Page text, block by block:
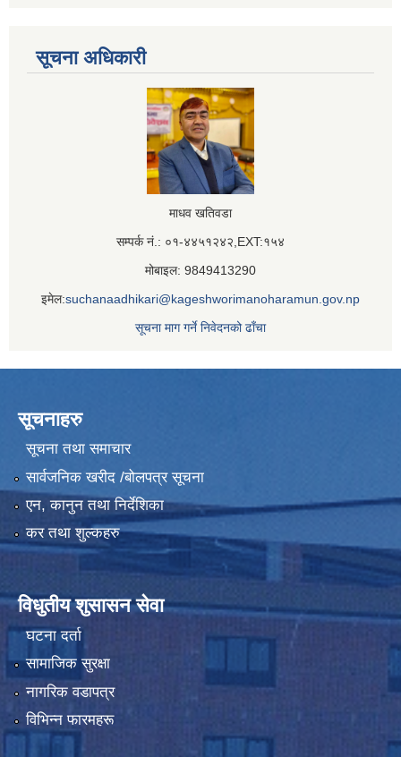
सूचना अधिकारी
माधव खतिवडा
सम्पर्क नं.: ०१-४४५१२४२,EXT:१५४
मोबाइल: 9849413290
इमेल:suchanaadhikari@kageshworimanoharamun.gov.np
सूचना माग गर्ने निवेदनको ढाँचा
सूचनाहरु
सूचना तथा समाचार
सार्वजनिक खरीद /बोलपत्र सूचना
एन, कानुन तथा निर्देशिका
कर तथा शुल्कहरु
विधुतीय शुसासन सेवा
घटना दर्ता
सामाजिक सुरक्षा
नागरिक वडापत्र
विभिन्न फारमहरू